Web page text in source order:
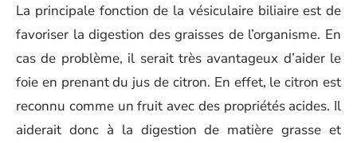
La principale fonction de la vésiculaire biliaire est de
favoriser la digestion des graisses de l’organisme. En
cas de problème, il serait très avantageux d’aider le
foie en prenant du jus de citron. En effet, le citron est
reconnu comme un fruit avec des propriétés acides. Il
aiderait donc à la digestion de matière grasse et